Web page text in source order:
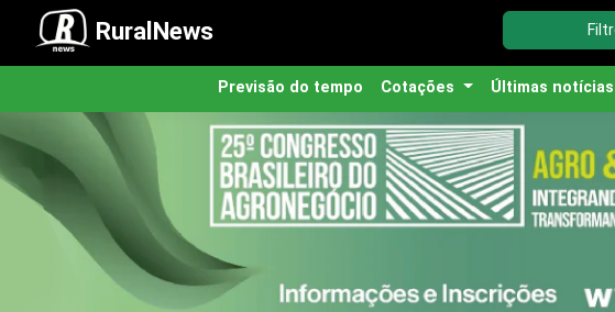
RuralNews
Previsão do tempo Cotações Últimas notícias